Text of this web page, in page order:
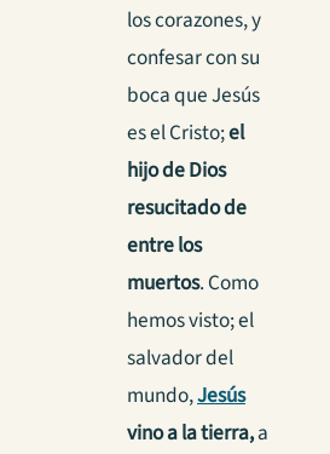
los corazones, y
confesar con su
boca que Jesús
es el Cristo;el
hijo de Dios
resucitado de
entre los
muertos. Como
hemos visto; el
salvador del
mundo,Jesús
vino a la tierra,a